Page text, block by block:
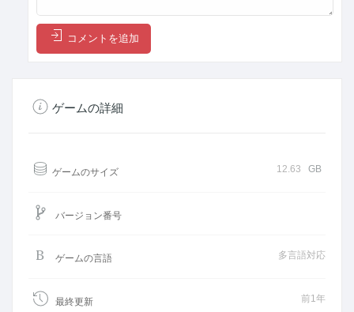
コメントを追加
ゲームの詳細
ゲームのサイズ 12.63 GB
バージョン番号
ゲームの言語 多言語対応
最終更新 前1年